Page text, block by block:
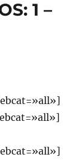
1 –